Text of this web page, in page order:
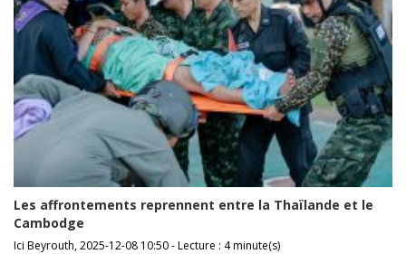
Les affrontements reprennent entre la Thaïlande et le
Cambodge
Ici Beyrouth, 2025-12-08 10:50 - Lecture : 4 minute(s)